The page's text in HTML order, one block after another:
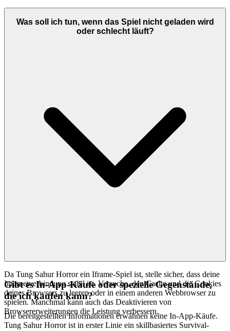
Was soll ich tun, wenn das Spiel nicht geladen wird
oder schlecht läuft?
Da Tung Sahur Horror ein Iframe-Spiel ist, stelle sicher, dass deine
Internetverbindung stabil ist. Versuche, den Cache und die Cookies
deines Browsers zu leeren oder in einem anderen Webbrowser zu
spielen. Manchmal kann auch das Deaktivieren von
Browsererweiterungen die Leistung verbessern.
Gibt es In-App-Käufe oder spezielle Gegenstände,
die ich kaufen kann?
Die bereitgestellten Informationen erwähnen keine In-App-Käufe.
Tung Sahur Horror ist in erster Linie ein skillbasiertes Survival-